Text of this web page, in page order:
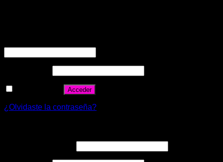
Acceder
¿Olvidaste la contraseña?